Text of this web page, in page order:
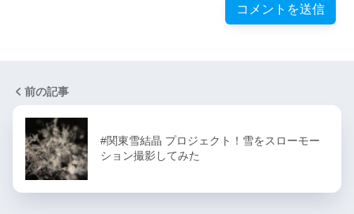
前の記事
#関東雪結晶 プロジェクト！雪をスローモー
ション撮影してみた